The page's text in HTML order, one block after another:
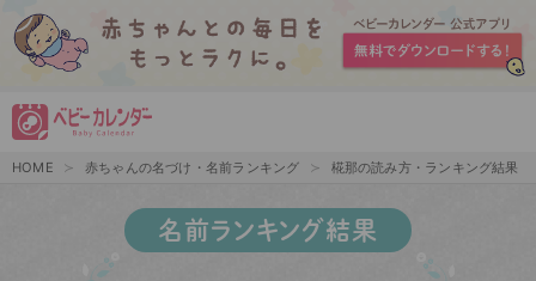
HOME 赤ちゃんの名づけ・名前ランキング 椛那の読み方・ランキング結果
名前ランキング結果